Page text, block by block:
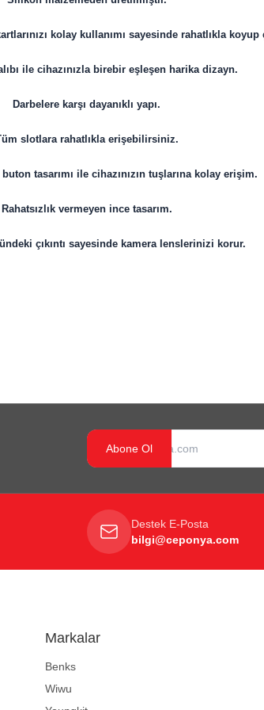
kolay kullanımı sayesinde rahatlıkla
ile cihazınızla birebir eşleşen harika dizayn.
Darbelere karşı dayanıklı yapı.
slotlara rahatlıkla erişebilirsiniz.
buton tasarımı ile cihazınızın tuşlarına kolay erişim.
Rahatsızlık vermeyen ince tasarım.
çıkıntı sayesinde kamera lenslerinizi korur.
Abone Ol
Destek E-Posta
bilgi@ceponya.com
Markalar
Benks
Wiwu